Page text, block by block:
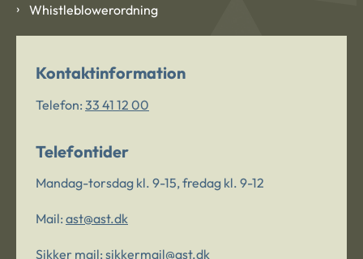
Whistleblowerordning
Kontaktinformation
Telefon: 33 41 12 00
Telefontider
Mandag-torsdag kl. 9-15, fredag kl. 9-12
Mail: ast@ast.dk
Sikker mail: sikkermail@ast.dk